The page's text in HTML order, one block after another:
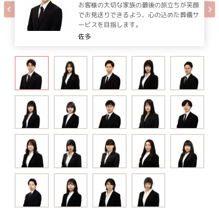
お客様の大切な家族の最後の旅立ちが笑顔
でお見送りできるよう、心の込めた葬儀サ
ービスを目指します。
佐多